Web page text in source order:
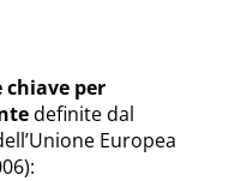
chiave per
definite dal
Europea